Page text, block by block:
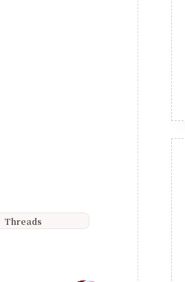
Threads